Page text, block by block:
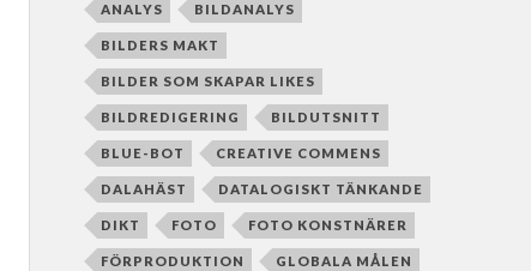
ANALYS BILDANALYS
BILDERS MAKT
BILDER SOM SKAPAR LIKES
BILDREDIGERING BILDUTSNITT
BLUE-BOT CREATIVE COMMENS
DALAHÄST DATALOGISKT TÄNKANDE
DIKT FOTO FOTO KONSTNÄRER
FÖRPRODUKTION GLOBALA MÅLEN